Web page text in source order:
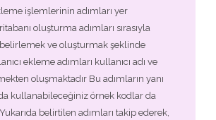
işlemlerinin adımları yer
oluşturma adımları sırasıyla
belirlemek ve oluşturmak şeklinde
ekleme adımları kullanıcı adı ve
oluşmaktadır Bu adımların yanı
kullanabileceğiniz örnek kodlar da
Yukarıda belirtilen adımları takip ederek,